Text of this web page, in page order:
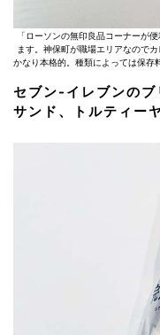
「ローソンの無印良品コーナーが
ます。神保町が職場エリアなので
かなり本格的。種類によっては保存
セブン-イレブンの
サンド、トルティー